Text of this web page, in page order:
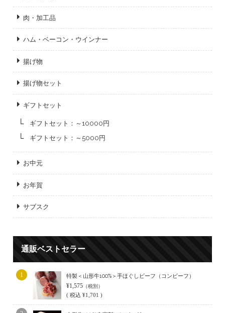
肉・加工品
ハム・ベーコン・ウインナー
揚げ物
揚げ物セット
ギフトセット
ギフトセット：～10000円
ギフトセット：～5000円
お中元
お年賀
サブスク
通販ベストセラー
1 特製＜山形牛100%＞手ほぐしビーフ（コンビーフ）
¥1,575 （税別）
( 税込 ¥1,701 )